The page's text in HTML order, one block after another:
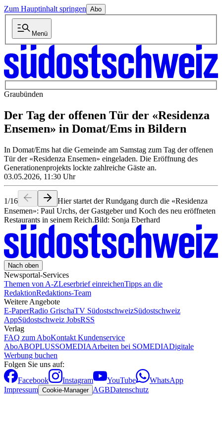
Zum Hauptinhalt springen Abo
Menü
Graubünden
Der Tag der offenen Tür der «Residenza
Ensemen» in Domat/Ems in Bildern
In Domat/Ems hat die Gemeinde am Samstag zum Tag der offenen
Tür der «Residenza Ensemen» eingeladen. Die Eröffnung des
Generationenprojekts lockte zahlreiche Gäste an.
03.05.2026, 11:30 Uhr
1/16
Hier startet der Rundgang durch die «Residenza
Ensemen»: Paul Urchs, der Gastgeber und Koch des neu eröffneten
Restaurants in seinem Reich.Bild: Sonja Eberhard
Nach oben
Newsportal-Services
Themen von A-ZLeserbrief einreichenTipps an die
RedaktionRedaktions-Team
Weitere Angebote
E-PaperRadio GrischaTV SüdostschweizSüdostschweiz
AppSüdostschweiz JobsRSS
Verlag
FAQ zum AboKontakt Kundenservice
AboABOPLUSSOMEDIAArbeiten bei SOMEDIADigitale
Werbung buchen
Folgen Sie uns auf:
Facebook
Instagram YouTube
WhatsApp
Impressum Cookie-Manager AGBDatenschutz